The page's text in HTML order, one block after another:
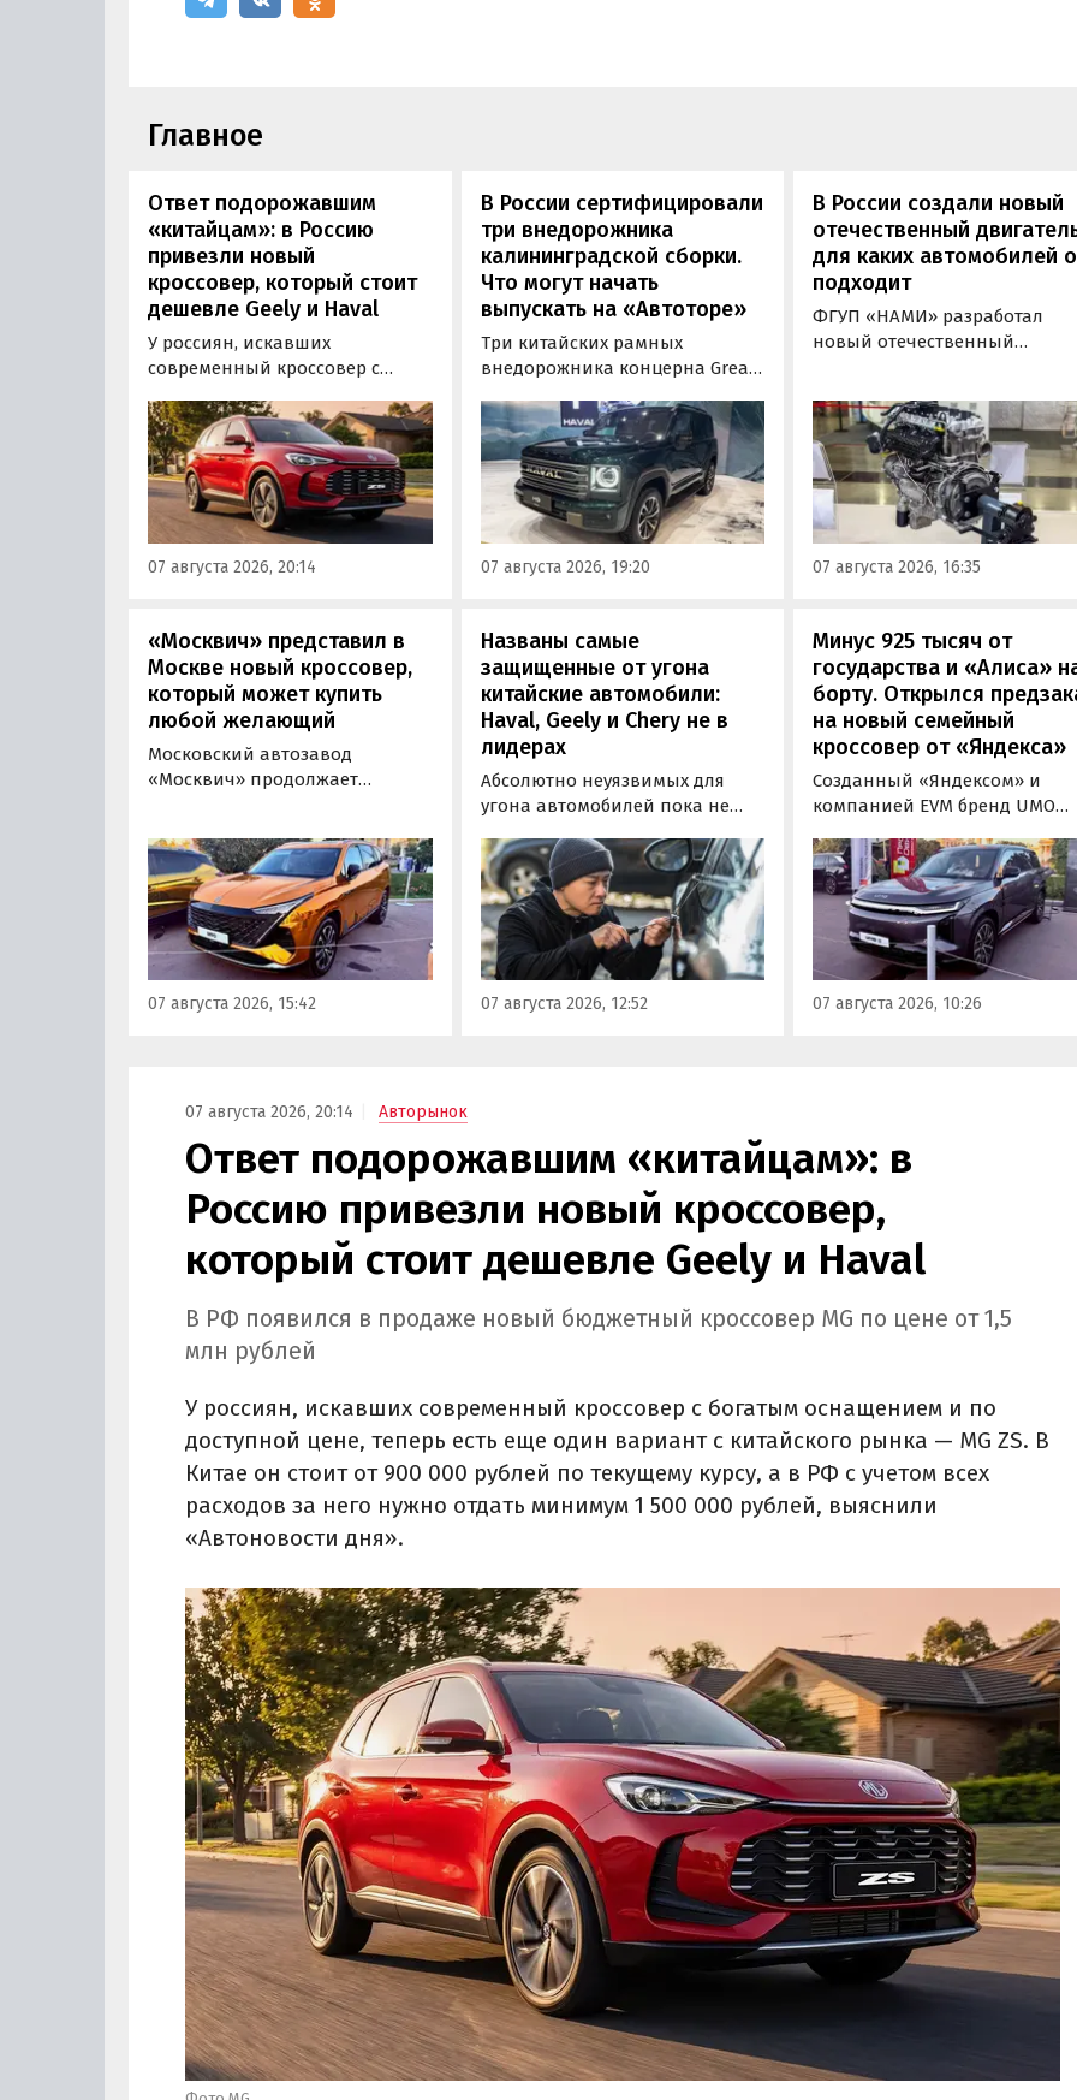
Главное
Ответ подорожавшим
«китайцам»: в Россию
привезли новый
кроссовер, который стоит
дешевле Geely и Haval
У россиян, искавших
современный кроссовер с
доступной цене, теперь есть
еще один вариант с китайского
рынка — MG ZS. В Китае он
стоит от 900 000 рублей по
текущему курсу, а в РФ с учетом
всех расходов за него нужно
отдать минимум 1 500 000
07 августа 2026, 20:14
В России сертифицировали
три внедорожника
калининградской сборки.
Что могут начать
выпускать на «Автоторе»
Три китайских рамных
внедорожника концерна Great
калининградском заводе
«Автотор». Речь о Haval H9,
Tank 400 и Tank 500, которые
успешно прошли
сертификацию и получили
Одобрения типа
транспортного средства (ОТТС).
07 августа 2026, 19:20
В России создали новый
отечественный
для каких автомобилей
подходит
ФГУП «НАМИ» разработал
новый отечественный
получивший индекс 414320.
Корреспонденту
«Автоновостей дня» удалось
лично ознакомиться с
новинкой на выставке
«Иннопром» в
07 августа 2026, 16:35
«Москвич» представил в
Москве новый кроссовер,
который может купить
любой желающий
Московский автозавод
«Москвич» продолжает
которые сейчас растет. На днях
на автомобильном фестивале
«ПроДвижение» на ВДНХ в
Москве в числе прочих
моделей «Москвича» был
представлен семиместный
кроссовер М90.
07 августа 2026, 15:42
Названы самые
защищенные от угона
китайские автомобили:
Haval, Geely и Chery не в
лидерах
Абсолютно неуязвимых для
угона автомобилей пока не
могут доставить
злоумышленникам больше
всего сложностей. Из китайских
машин таковыми сегодня
являются модели Li и BYD,
сообщил в эфире радио РБК
учредитель федерального
07 августа 2026, 12:52
Минус 925 тысяч от
государства и «Алиса»
борту. Открылся
на новый семейный
кроссовер от «Яндекса»
Созданный «Яндексом» и
компанией EVM бренд UMO
на свою вторую модель
- полноразмерный
кроссовер UMO 8 с полным
приводом. Его уже можно
заказать в двух версиях: Max
5 915 000 рублей и Ultra за 6
000 рублей без учета
07 августа 2026, 10:26
07 августа 2026, 20:14 Авторынок
Ответ подорожавшим «китайцам»: в
Россию привезли новый кроссовер,
который стоит дешевле Geely и Haval
В РФ появился в продаже новый бюджетный кроссовер MG по цене от 1,5
млн рублей
У россиян, искавших современный кроссовер с богатым оснащением и по
доступной цене, теперь есть еще один вариант с китайского рынка — MG ZS. В
Китае он стоит от 900 000 рублей по текущему курсу, а в РФ с учетом всех
расходов за него нужно отдать минимум 1 500 000 рублей, выяснили
«Автоновости дня».